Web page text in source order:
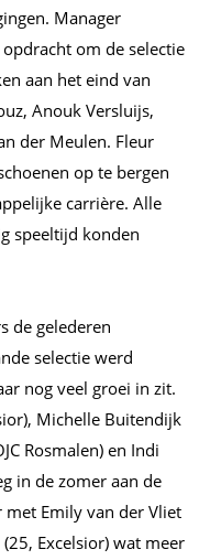
Manager
om de selectie
aan het eind van
Anouk Versluijs,
der Meulen. Fleur
op te bergen
carrière. Alle
speeltijd konden
de gelederen
selectie werd
nog veel groei in zit.
Michelle Buitendijk
Rosmalen) en Indi
in de zomer aan de
met Emily van der Vliet
(25, Excelsior) wat meer